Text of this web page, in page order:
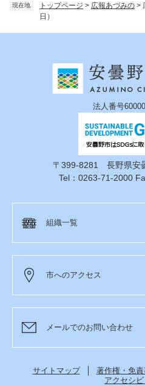
現在地 トップページ > 広報あづみの >
日）
法人番号
〒399-8281 長野県安
Tel：0263-71-2000
組織一覧
市へのアクセス
メールでのお問い合わせ
サイトマップ 著作権・免
アクセシ